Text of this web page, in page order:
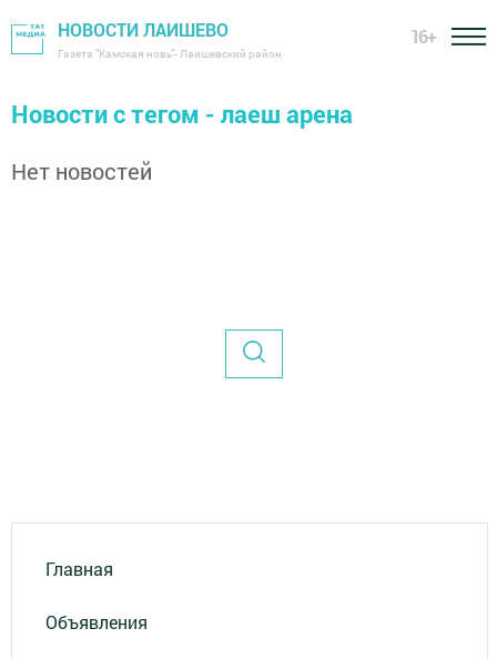
НОВОСТИ ЛАИШЕВО
Газета "Камская новь"- Лаишевский район
16+
Новости с тегом - лаеш арена
Нет новостей
Главная
Объявления